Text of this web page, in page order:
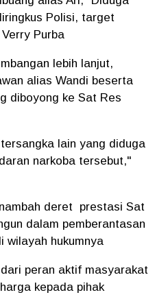
Polisi, target
Purba
lebih lanjut,
alias Wandi beserta
diboyong ke Sat Res
lain yang diduga
narkoba tersebut,"
deret prestasi Sat
dalam pemberantasan
wilayah hukumnya
peran aktif masyarakat
kepada pihak